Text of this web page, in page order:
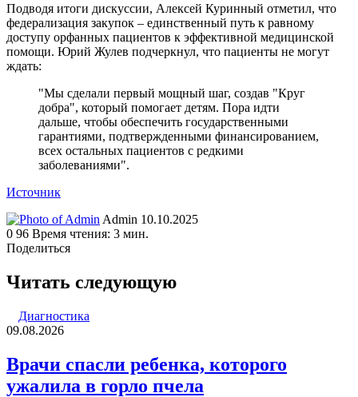
Подводя итоги дискуссии, Алексей Куринный отметил, что
федерализация закупок – единственный путь к равному
доступу орфанных пациентов к эффективной медицинской
помощи. Юрий Жулев подчеркнул, что пациенты не могут
ждать:
"Мы сделали первый мощный шаг, создав "Круг
добра", который помогает детям. Пора идти
дальше, чтобы обеспечить государственными
гарантиями, подтвержденными финансированием,
всех остальных пациентов с редкими
заболеваниями".
Источник
Admin Send
an
10.10.2025
0 96 Время чтения: 3 мин.
Поделиться
через
электронную
Читать следующую
Диагностика
09.08.2026
Врачи спасли ребенка, которого
ужалила в горло пчела